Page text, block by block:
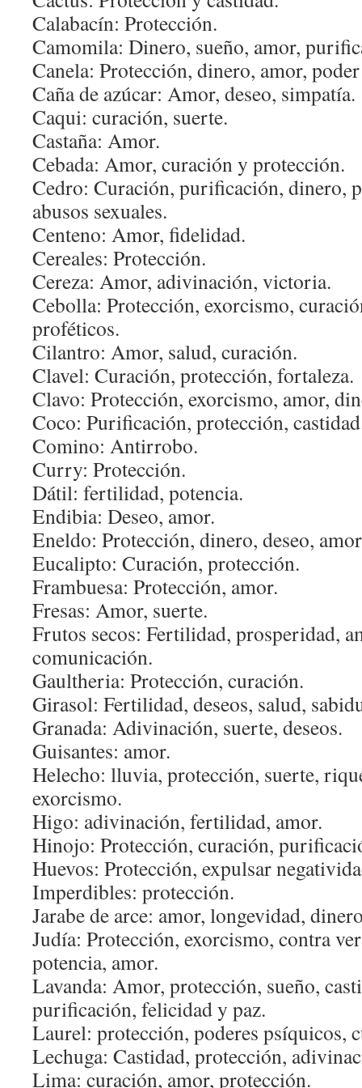
Calabacín: Protección.
Camomila: Dinero, sueño, amor,
Canela: Protección, dinero, amor,
Caña de azúcar: Amor, deseo, simpatía.
Caqui: curación, suerte.
Castaña: Amor.
Cebada: Amor, curación y protección.
Cedro: Curación, purificación, dinero,
abusos sexuales.
Centeno: Amor, fidelidad.
Cereales: Protección.
Cereza: Amor, adivinación, victoria.
Cebolla: Protección, exorcismo,
proféticos.
Cilantro: Amor, salud, curación.
Clavel: Curación, protección, fortaleza.
Clavo: Protección, exorcismo, amor,
Coco: Purificación, protección,
Comino: Antirrobo.
Curry: Protección.
Dátil: fertilidad, potencia.
Endibia: Deseo, amor.
Eneldo: Protección, dinero, deseo,
Eucalipto: Curación, protección.
Frambuesa: Protección, amor.
Fresas: Amor, suerte.
Frutos secos: Fertilidad, prosperidad,
comunicación.
Gaultheria: Protección, curación.
Girasol: Fertilidad, deseos, salud,
Granada: Adivinación, suerte, deseos.
Guisantes: amor.
Helecho: lluvia, protección, suerte,
exorcismo.
Higo: adivinación, fertilidad, amor.
Hinojo: Protección, curación,
Huevos: Protección, expulsar
Imperdibles: protección.
Jarabe de arce: amor, longevidad,
Judía: Protección, exorcismo, contra
potencia, amor.
Lavanda: Amor, protección, sueño,
purificación, felicidad y paz.
Laurel: protección, poderes psíquicos,
Lechuga: Castidad, protección,
Lima: curación, amor, protección.